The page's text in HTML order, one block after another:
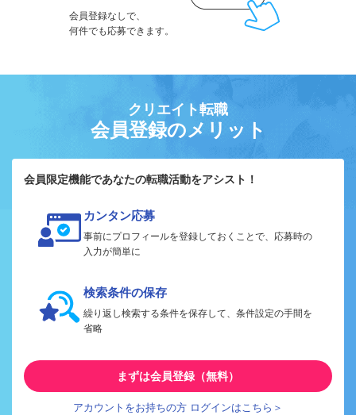
会員登録なしで、
何件でも応募できます。
クリエイト転職
会員登録のメリット
会員限定機能であなたの転職活動をアシスト！
カンタン応募
事前にプロフィールを登録しておくことで、応募時の
入力が簡単に
検索条件の保存
繰り返し検索する条件を保存して、条件設定の手間を
省略
まずは会員登録（無料）
アカウントをお持ちの方 ログインはこちら＞